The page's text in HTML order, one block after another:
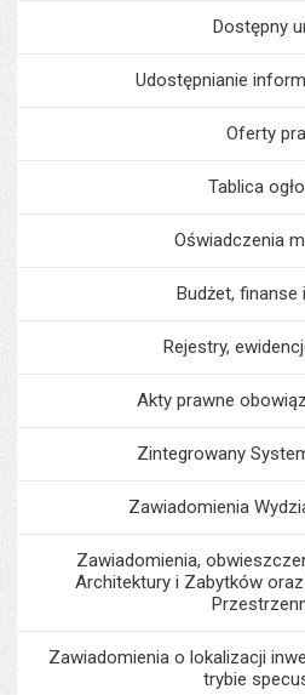
Dostępny
Udostępnianie
Oferty
Tablica
Oświadczenia
Budżet, finanse
Rejestry,
Akty prawne
Zintegrowany
Zawiadomienia
Zawiadomienia,
Architektury i Zabytków oraz
Zawiadomienia o lokalizacji
trybie